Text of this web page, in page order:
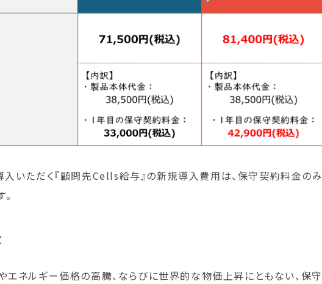
いただく『顧問先Cells給与』の新規導入費用は、保守契約料金のみ
ネルギー価格の高騰、ならびに世界的な物価上昇にともない、保守